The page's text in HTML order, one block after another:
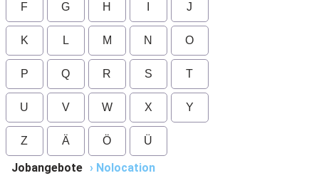
F G H J
K L M N O
P Q R S T
U V W X Y
Z Ä Ö Ü
Jobangebote › Nolocation